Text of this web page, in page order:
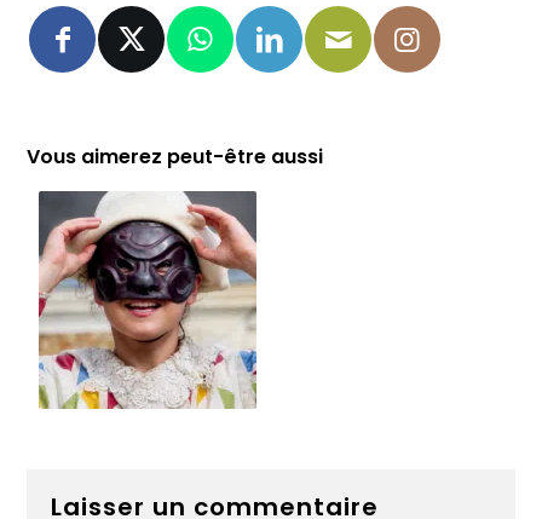
Vous aimerez peut-être aussi
Laisser un commentaire